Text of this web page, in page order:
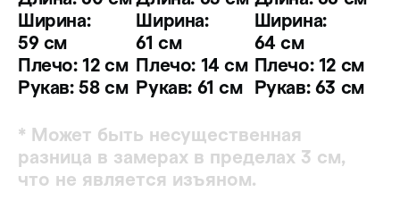
Ширина:
59 см
Плечо: 12 см
Рукав: 58 см
Ширина:
61 см
Плечо: 14 см
Рукав: 61 см
Ширина:
64 см
Плечо: 12 см
Рукав: 63 см
* Может быть несущественная
разница в замерах в пределах 3 см,
что не является изъяном.